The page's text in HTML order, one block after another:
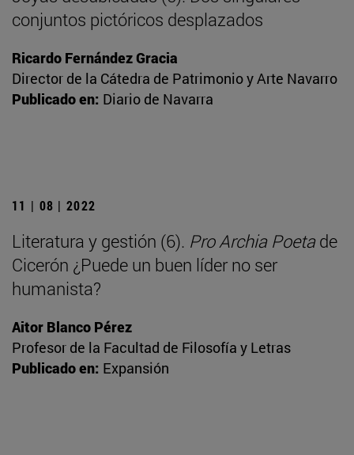
conjuntos pictóricos desplazados
Ricardo Fernández Gracia
Director de la Cátedra de Patrimonio y Arte Navarro
Publicado en: Diario de Navarra
11 | 08 | 2022
Literatura y gestión (6). Pro Archia Poetade
Cicerón ¿Puede un buen líder no ser
humanista?
Aitor Blanco Pérez
Profesor de la Facultad de Filosofía y Letras
Publicado en: Expansión